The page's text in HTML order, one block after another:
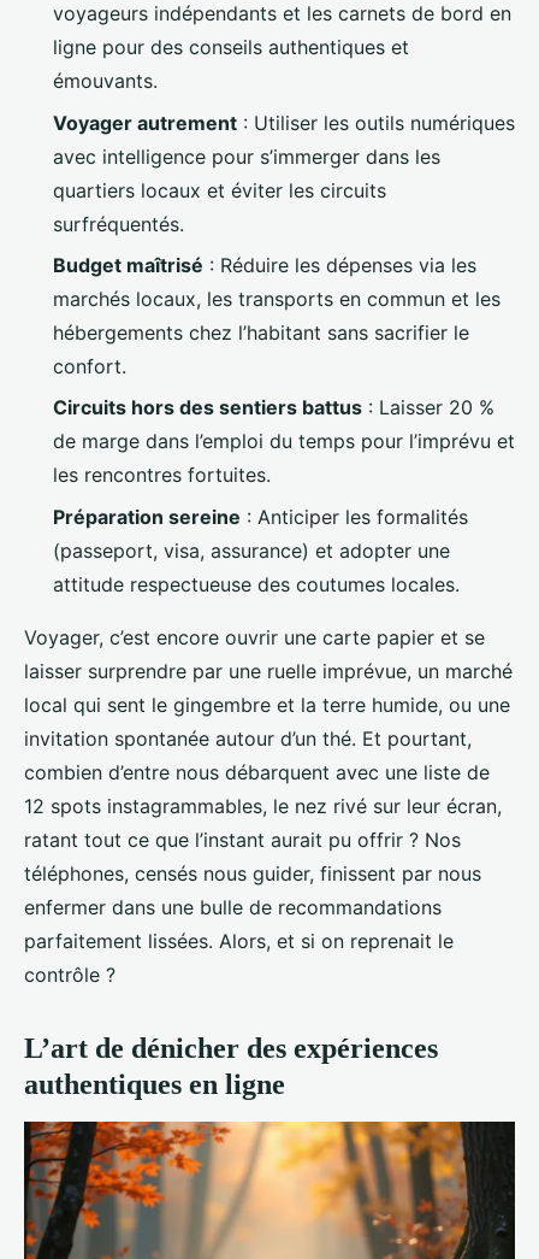
Adalric•01/06/2026 19:08•11 min de lecture
voyageurs indépendants et les carnets de bord en
ligne pour des conseils authentiques et
émouvants.
Voyager autrement : Utiliser les outils numériques
avec intelligence pour s’immerger dans les
quartiers locaux et éviter les circuits
surfréquentés.
Budget maîtrisé : Réduire les dépenses via les
marchés locaux, les transports en commun et les
hébergements chez l’habitant sans sacrifier le
confort.
Circuits hors des sentiers battus : Laisser 20 %
de marge dans l’emploi du temps pour l’imprévu et
les rencontres fortuites.
Préparation sereine : Anticiper les formalités
(passeport, visa, assurance) et adopter une
attitude respectueuse des coutumes locales.
Voyager, c’est encore ouvrir une carte papier et se
laisser surprendre par une ruelle imprévue, un marché
local qui sent le gingembre et la terre humide, ou une
invitation spontanée autour d’un thé. Et pourtant,
combien d’entre nous débarquent avec une liste de
12 spots instagrammables, le nez rivé sur leur écran,
ratant tout ce que l’instant aurait pu offrir ? Nos
téléphones, censés nous guider, finissent par nous
enfermer dans une bulle de recommandations
parfaitement lissées. Alors, et si on reprenait le
contrôle ?
L’art de dénicher des expériences
authentiques en ligne